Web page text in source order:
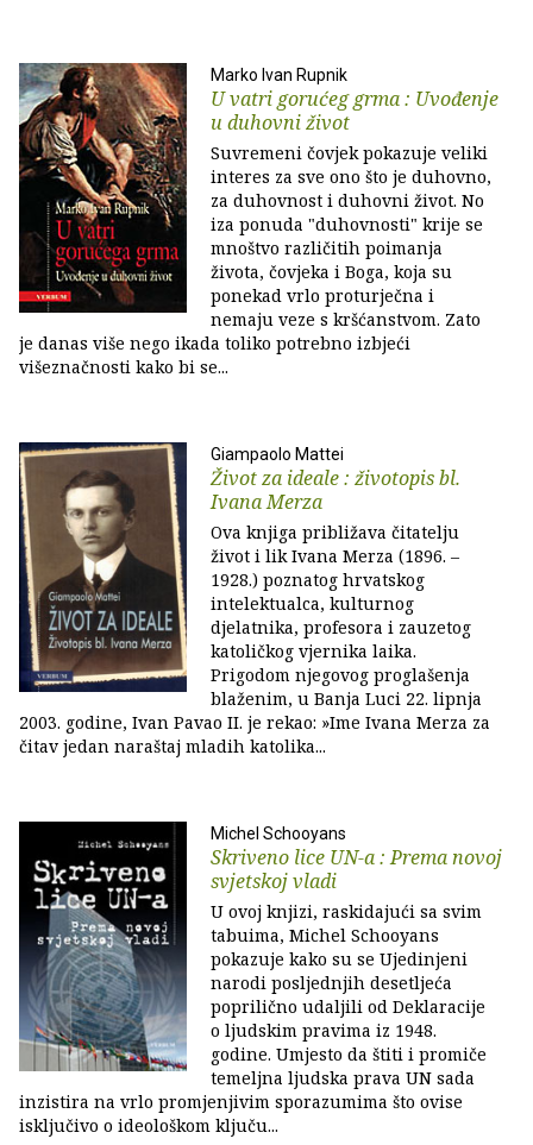
Marko Ivan Rupnik
U vatri gorućeg grma : Uvođenje
u duhovni život
Suvremeni čovjek pokazuje veliki
interes za sve ono što je duhovno,
za duhovnost i duhovni život. No
iza ponuda "duhovnosti" krije se
mnoštvo različitih poimanja
života, čovjeka i Boga, koja su
ponekad vrlo proturječna i
nemaju veze s kršćanstvom. Zato
je danas više nego ikada toliko potrebno izbjeći
višeznačnosti kako bi se...
Giampaolo Mattei
Život za ideale : životopis bl.
Ivana Merza
Ova knjiga približava čitatelju
život i lik Ivana Merza (1896. –
1928.) poznatog hrvatskog
intelektualca, kulturnog
djelatnika, profesora i zauzetog
katoličkog vjernika laika.
Prigodom njegovog proglašenja
blaženim, u Banja Luci 22. lipnja
2003. godine, Ivan Pavao II. je rekao: »Ime Ivana Merza za
čitav jedan naraštaj mladih katolika...
Michel Schooyans
Skriveno lice UN-a : Prema novoj
svjetskoj vladi
U ovoj knjizi, raskidajući sa svim
tabuima, Michel Schooyans
pokazuje kako su se Ujedinjeni
narodi posljednjih desetljeća
poprilično udaljili od Deklaracije
o ljudskim pravima iz 1948.
godine. Umjesto da štiti i promiče
temeljna ljudska prava UN sada
inzistira na vrlo promjenjivim sporazumima što ovise
isključivo o ideološkom ključu...